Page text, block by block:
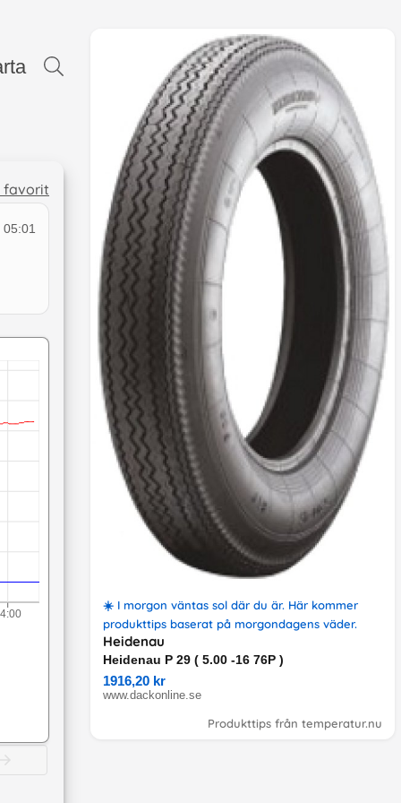
favorit
☀️ I morgon väntas sol där du är. Här kommer
produkttips baserat på morgondagens väder.
Heidenau
Heidenau P 29 ( 5.00 -16 76P )
1916,20 kr
www.dackonline.se
Produkttips från temperatur.nu